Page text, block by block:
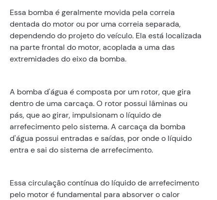
Essa bomba é geralmente movida pela correia
dentada do motor ou por uma correia separada,
dependendo do projeto do veículo. Ela está localizada
na parte frontal do motor, acoplada a uma das
extremidades do eixo da bomba.
A bomba d'água é composta por um rotor, que gira
dentro de uma carcaça. O rotor possui lâminas ou
pás, que ao girar, impulsionam o líquido de
arrefecimento pelo sistema. A carcaça da bomba
d'água possui entradas e saídas, por onde o líquido
entra e sai do sistema de arrefecimento.
Essa circulação contínua do líquido de arrefecimento
pelo motor é fundamental para absorver o calor